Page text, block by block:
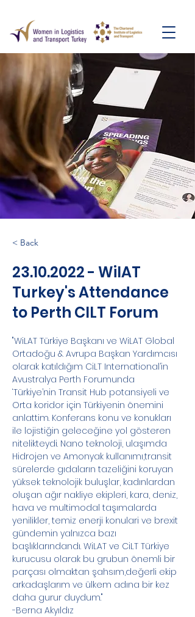
< Back
23.10.2022- WilAT
Turkey's Attendance
to Perth CILT Forum
"WiLAT Türkiye Başkanı ve WiLAT Global
Ortadoğu & Avrupa Başkan Yardımcısı
olarak katıldığım CiLT International’in
Avustralya Perth Forumunda
‘Türkiye’nin Transit Hub potansiyeli ve
Orta koridor için Türkiyenin önemini
anlattim. Konferans konu ve konukları
ile lojistiğin geleceğine yol gösteren
nitelikteydi. Nano teknoloji, ulaşımda
Hidrojen ve Amonyak kullanımı,transit
sürelerde gıdaların tazeliğini koruyan
yüksek teknolojik buluşlar, kadınlardan
oluşan ağır nakliye ekipleri, kara, deniz,
hava ve multimodal taşımalarda
yenilikler, temiz enerji konulari ve brexit
gündemin yalnızca bazı
başlıklarındandı. WiLAT ve CiLT Türkiye
kurucusu olarak bu grubun önemli bir
parçası olmaktan şahsım,değerli ekip
arkadaşlarım ve ülkem adına bir kez
daha gurur duydum."
-Berna Akyıldız